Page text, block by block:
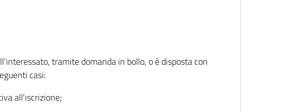
tramite domanda in bollo, o è disposta con
casi:
all'iscrizione;